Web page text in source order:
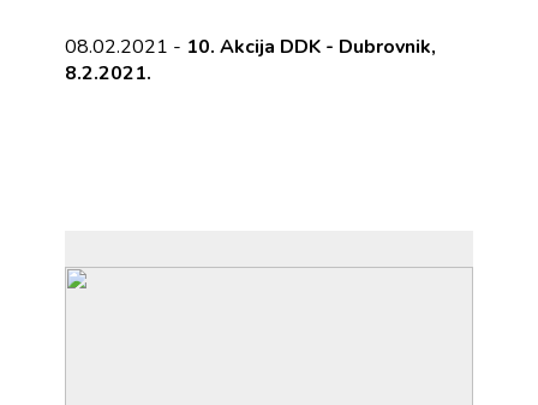
08.02.2021 - 10. Akcija DDK - Dubrovnik,
8.2.2021.